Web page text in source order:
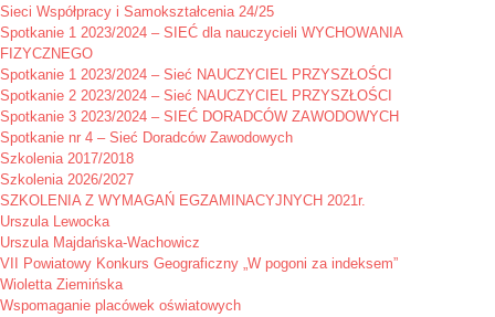
Sieci Współpracy i Samokształcenia 24/25
Spotkanie 1 2023/2024 – SIEĆ dla nauczycieli WYCHOWANIA
FIZYCZNEGO
Spotkanie 1 2023/2024 – Sieć NAUCZYCIEL PRZYSZŁOŚCI
Spotkanie 2 2023/2024 – Sieć NAUCZYCIEL PRZYSZŁOŚCI
Spotkanie 3 2023/2024 – SIEĆ DORADCÓW ZAWODOWYCH
Spotkanie nr 4 – Sieć Doradców Zawodowych
Szkolenia 2017/2018
Szkolenia 2026/2027
SZKOLENIA Z WYMAGAŃ EGZAMINACYJNYCH 2021r.
Urszula Lewocka
Urszula Majdańska-Wachowicz
VII Powiatowy Konkurs Geograficzny „W pogoni za indeksem”
Wioletta Ziemińska
Wspomaganie placówek oświatowych